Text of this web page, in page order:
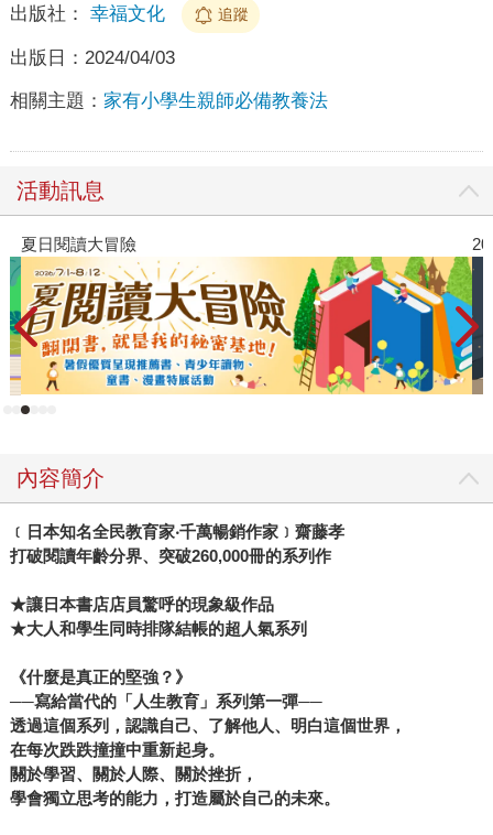
出版社： 幸福文化 追蹤
出版日： 2024/04/03
相關主題： 家有小學生親師必備教養法
活動訊息
內容簡介
﹝日本知名全民教育家‧千萬暢銷作家﹞齋藤孝
打破閱讀年齡分界、突破260,000冊的系列作
★讓日本書店店員驚呼的現象級作品
★大人和學生同時排隊結帳的超人氣系列
《什麼是真正的堅強？》
──寫給當代的「人生教育」系列第一彈──
透過這個系列，認識自己、了解他人、明白這個世界，
在每次跌跌撞撞中重新起身。
關於學習、關於人際、關於挫折，
學會獨立思考的能力，打造屬於自己的未來。